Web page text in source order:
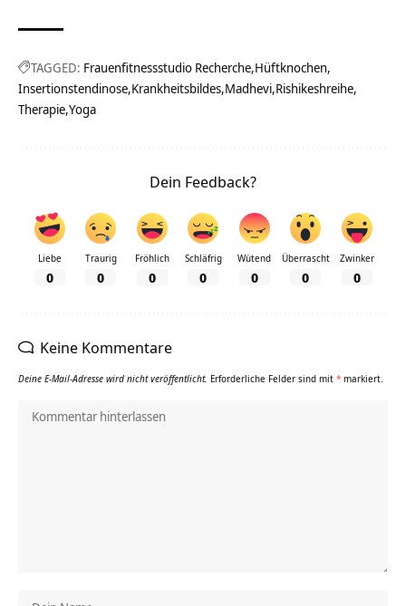
TAGGED: Frauenfitnessstudio Recherche Hüftknochen
Insertionstendinose Krankheitsbildes Madhevi Rishikeshreihe
Therapie Yoga
Dein Feedback?
Liebe
0
Traurig
0
Fröhlich
0
Schläfrig
0
Wütend
0
Überrascht
0
Zwinker
0
Keine Kommentare
Deine E-Mail-Adresse wird nicht veröffentlicht. Erforderliche Felder sind mit * markiert.